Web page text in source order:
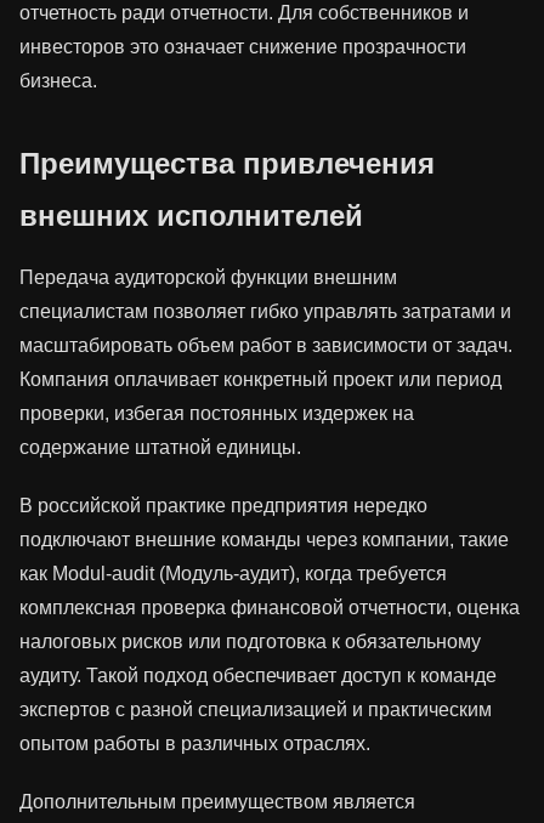
отчетность ради отчетности. Для собственников и
инвесторов это означает снижение прозрачности
бизнеса.
Преимущества привлечения
внешних исполнителей
Передача аудиторской функции внешним
специалистам позволяет гибко управлять затратами и
масштабировать объем работ в зависимости от задач.
Компания оплачивает конкретный проект или период
проверки, избегая постоянных издержек на
содержание штатной единицы.
В российской практике предприятия нередко
подключают внешние команды через компании, такие
как Modul-audit (Модуль-аудит), когда требуется
комплексная проверка финансовой отчетности, оценка
налоговых рисков или подготовка к обязательному
аудиту. Такой подход обеспечивает доступ к команде
экспертов с разной специализацией и практическим
опытом работы в различных отраслях.
Дополнительным преимуществом является